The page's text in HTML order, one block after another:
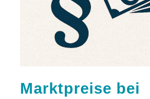
Marktpreise bei